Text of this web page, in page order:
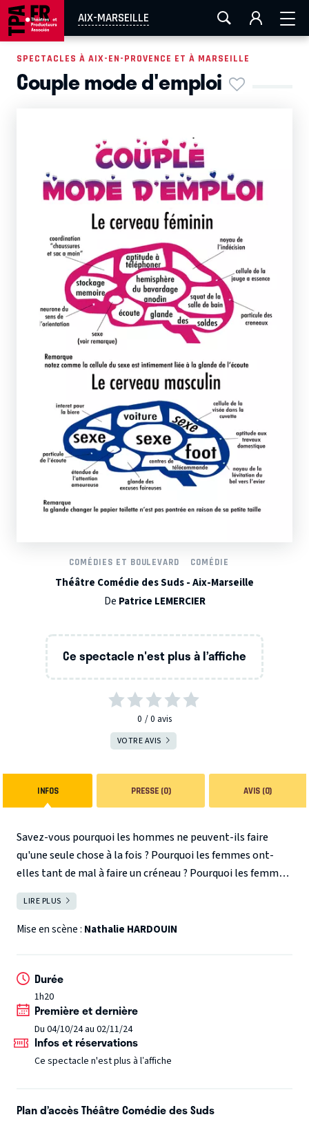
AIX-MARSEILLE
AIX-MARSEILLE AURAY LA ROCHELLE
EN TOURNÉE
SPECTACLES À AIX-EN-PROVENCE ET À MARSEILLE
Couple mode d'emploi
COMÉDIES ET BOULEVARD COMÉDIE
Théâtre Comédie des Suds - Aix-Marseille
De Patrice LEMERCIER
Ce spectacle n'est plus à l’affiche
0 0 avis
VOTRE AVIS
INFOS PRESSE (0) AVIS (0)
Savez-vous pourquoi les hommes ne peuvent-ils faire
qu'une seule chose à la fois ?Pourquoi les femmes ont-
elles tant de mal à faire un créneau ?Pourquoi les femmes
pensent-elles à voix haute ?
du sexe et les femmes du romantisme ?
réponse en venant découvrir cette comédie sur les petits
nouvelle comédie se voulant être le reflet de la vie avec
ces petits travers. Ils croquent avec délire toutes les
scènes de la vie de couple.
couronné d'un succès national : plus de 500 000
spectateurs !
LIRE PLUS
Mise en scène : Nathalie HARDOUIN
Durée
1h20
Première et dernière
Du 04/10/24 au 02/11/24
Infos et réservations
Ce spectacle n'est plus à l’affiche
Plan d’accès Théâtre Comédie des Suds